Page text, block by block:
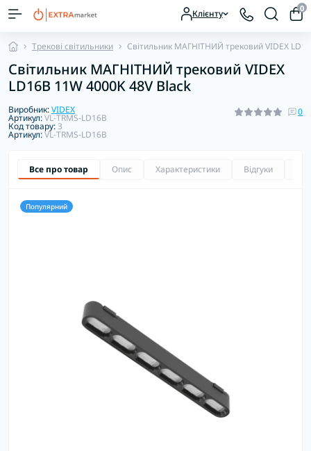
Клієнту 0
Трекові світильники Світильник МАГНІТНИЙ трековий VIDEX
Світильник МАГНІТНИЙ трековий VIDEX
LD16B 11W 4000K 48V Black
Виробник:VIDEX
Артикул:VL-TRMS-LD16B
Код товару:3
Артикул:VL-TRMS-LD16B
0
Все про товар Опис Характеристики Відгуки
Популярний